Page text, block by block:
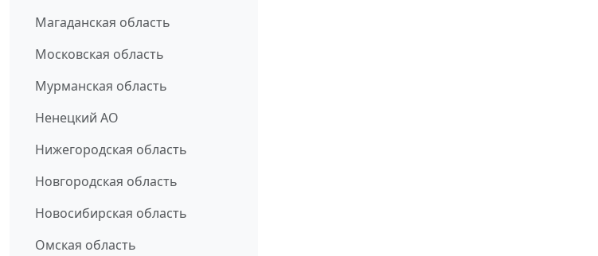
Магаданская область
Московская область
Мурманская область
Ненецкий АО
Нижегородская область
Новгородская область
Новосибирская область
Омская область